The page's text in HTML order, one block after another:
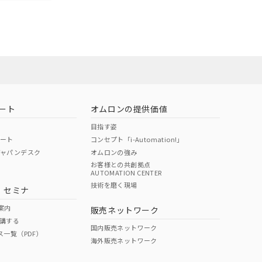
O O
ト
ト
パンデスク
セミナ
内
する
覧（PDF）
オムロンの提供価値
目指す姿
コンセプト「i-Automation!」
オムロンの強み
お客様との共創拠点
AUTOMATION CENTER
技術を磨く現場
販売ネットワーク
国内販売ネットワーク
海外販売ネットワーク